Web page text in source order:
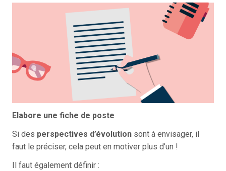
Elabore une fiche de poste
Si des perspectives d’évolution sont à envisager, il
faut le préciser, cela peut en motiver plus d’un !
Il faut également définir :